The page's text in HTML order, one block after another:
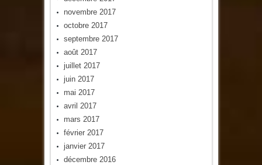
novembre 2017
octobre 2017
septembre 2017
août 2017
juillet 2017
juin 2017
mai 2017
avril 2017
mars 2017
février 2017
janvier 2017
décembre 2016